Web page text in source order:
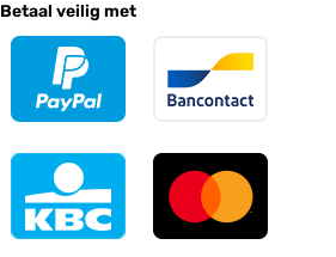
Betaal veilig met